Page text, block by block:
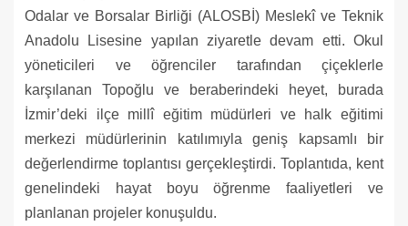
Odalar ve Borsalar Birliği (ALOSBİ) Meslekî ve Teknik
Anadolu Lisesine yapılan ziyaretle devam etti. Okul
yöneticileri ve öğrenciler tarafından çiçeklerle
karşılanan Topoğlu ve beraberindeki heyet, burada
İzmir’deki ilçe millî eğitim müdürleri ve halk eğitimi
merkezi müdürlerinin katılımıyla geniş kapsamlı bir
değerlendirme toplantısı gerçekleştirdi. Toplantıda, kent
genelindeki hayat boyu öğrenme faaliyetleri ve
planlanan projeler konuşuldu.